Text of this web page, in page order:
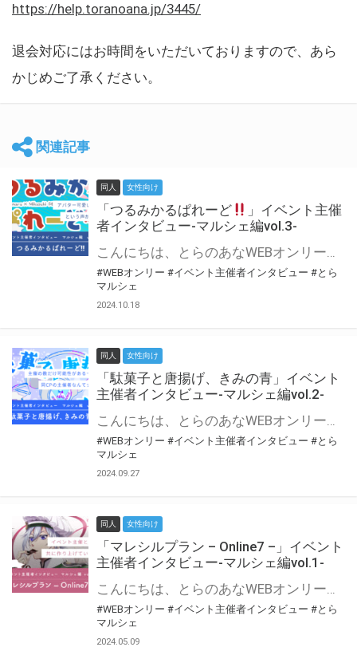
https://help.toranoana.jp/3445/
退会対応にはお時間をいただいておりますので、あら
かじめご了承ください。
関連記事
同人 女性向け
「つるみかるぱれーど
」イベント主催
者インタビュー-マルシェ編vol.3-
こんにちは、とらのあなWEBオンリー運営スタッフです。 新たにお届けする、イベント主催者インタビュー-マルシェ編-は、 とらのあなWEBオンリー「マルシェ」をご利用した主催様に 「マルシェ」を使って開催した感想や心がけをお聞きする企画です。 今回は、WEBオンリー初開催「つるみかるぱれーど
#WEBオンリー #イベント主催者インタビュー #とら
マルシェ
2024.10.18
同人 女性向け
「駄菓子と唐揚げ、きみの青」イベント
主催者インタビュー-マルシェ編vol.2-
こんにちは、とらのあなWEBオンリー運営スタッフです。 新たにお届けする、イベント主催者インタビュー-マルシェ編-は、 とらのあなWEBオンリー「マルシェ」をご利用の主催様に 「マルシェ」を使ってイベントを開催した感想や心がけをお聞きする企画です。 今回は、WEBオンリー初開催「駄菓子と唐揚げ、きみの青」より、 主催のぎこ六屋様にお話を伺いました。 協力：ぎこ六屋様／イベント公式Twitter（@krkgwks） とらのあなWEBオンリー「マルシェ」とは？ WEBオンリーでリアルタイムでコミュニケーションがとれるオンライン会場です。
#WEBオンリー #イベント主催者インタビュー #とら
マルシェ
2024.09.27
同人 女性向け
「マレシルプラン – Online7 –」イベント
主催者インタビュー-マルシェ編vol.1-
こんにちは、とらのあなWEBオンリー運営スタッフです。 新たにお届けする、イベント主催者インタビュー-マルシェ編-は、 とらのあなWEBオンリー「マルシェ」をご利用した主催様に 「マルシェ」を使って開催した感想や心がけをお聞きする企画です。 今回は、WEBオンリー開催7回目迎えた「マレシルプラン – Online7 –」より、 主催の玉川うた様にお話を伺いました。 ▼マレシルプランのインタビュー前回記事 「イベント主催者インタビュー vol.6」はこちら 協力：玉川うた様（マレシルプラン実行委員会 代表）／イベント公式Twitter（@mallesil_plan） とらのあなWEBオンリー「マルシェ」とは？ WEBオンリーでリアルタイムでコミュニケーションがとれるオンライン会場です。
#WEBオンリー #イベント主催者インタビュー #とら
マルシェ
2024.05.09